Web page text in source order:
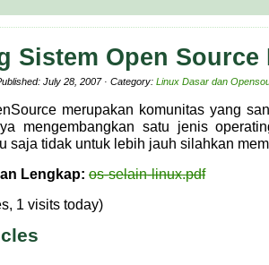
Sistem Open
July 28, 2007 · Category: Linux Dasar dan
merupakan komunitas yang
mengembangkan satu jenis
saja tidak untuk lebih jauh silahkan
Lengkap: os-selain-linux.pdf
1 visits today)